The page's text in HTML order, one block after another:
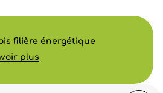
filière énergétique
plus